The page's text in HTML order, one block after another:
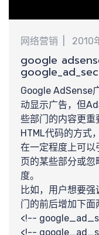
网络营销 2010
google
Google AdSense
动显示广告，但
些部门的内容更重
HTML代码的方式
在一定程度上可
页的某些部分或
度。
比如，用户想要
门的前后增加下面
<!--
<!--